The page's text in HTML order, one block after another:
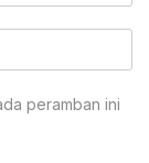
peramban ini